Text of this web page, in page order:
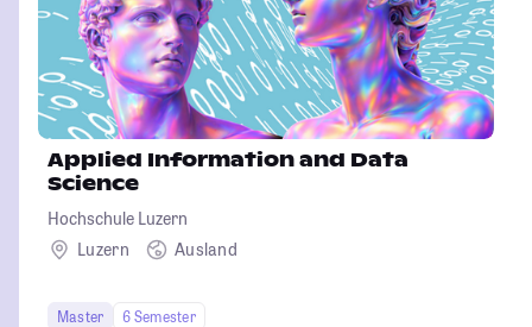
Applied Information and Data
Science
Hochschule Luzern
Luzern
Ausland
Master
6 Semester